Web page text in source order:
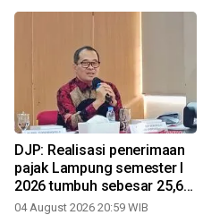
DJP: Realisasi penerimaan
pajak Lampung semester I
2026 tumbuh sebesar 25,61
persen
04 August 2026 20:59 WIB